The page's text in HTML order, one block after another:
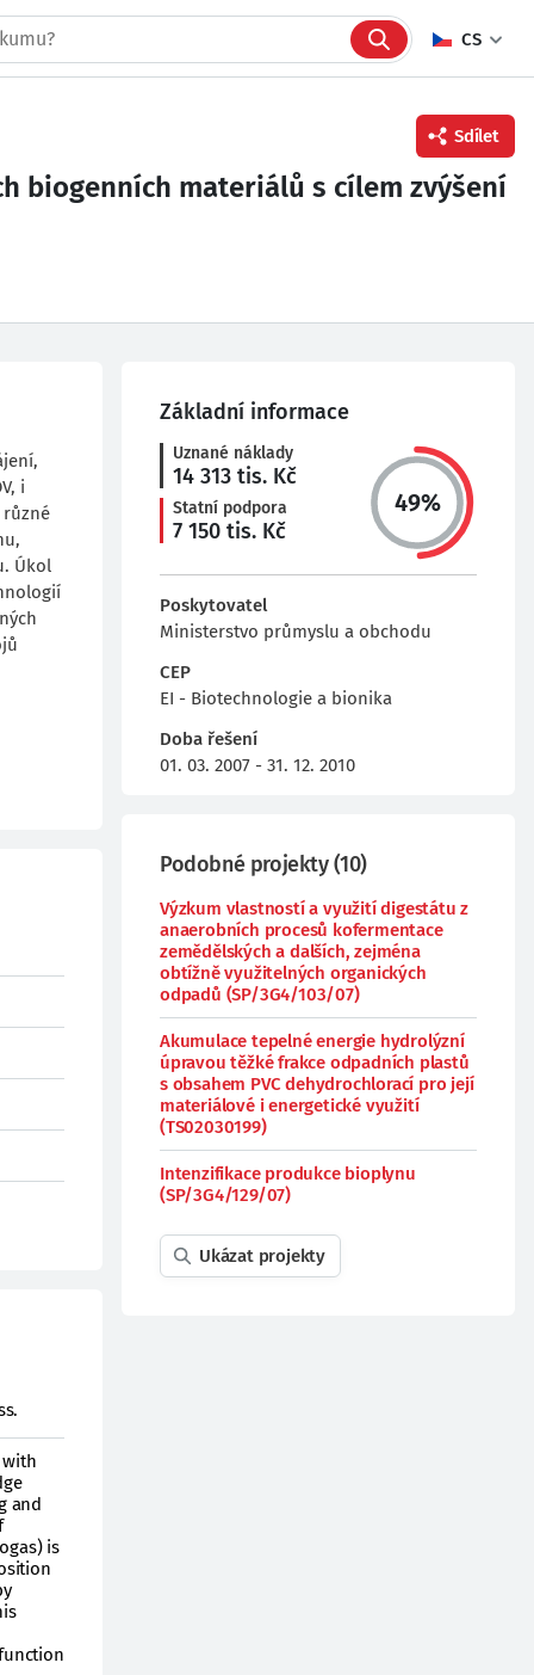
CS
Sdílet
biogenních materiálů s cílem zvýšení
i
různé
Úkol
and
is
Základní informace
Uznané náklady
14 313 tis. Kč
Statní podpora
7 150 tis. Kč
49%
Poskytovatel
Ministerstvo průmyslu a obchodu
CEP
EI - Biotechnologie a bionika
Doba řešení
01. 03. 2007 - 31. 12. 2010
Podobné projekty(10)
Výzkum vlastností a využití digestátu z
anaerobních procesů kofermentace
zemědělských a dalších, zejména
obtížně využitelných organických
odpadů (SP/3G4/103/07)
Akumulace tepelné energie hydrolýzní
úpravou těžké frakce odpadních plastů
s obsahem PVC dehydrochlorací pro její
materiálové i energetické využití
(TS02030199)
Intenzifikace produkce bioplynu
(SP/3G4/129/07)
Ukázat projekty